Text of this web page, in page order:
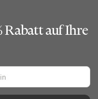
Rabatt auf Ihre